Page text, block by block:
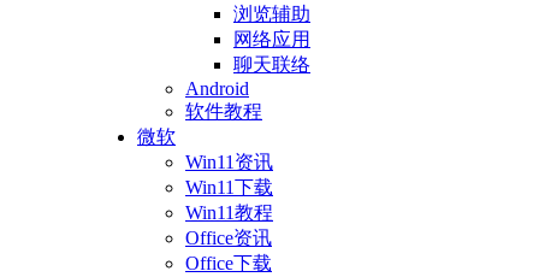
浏览辅助
网络应用
聊天联络
Android
软件教程
微软
Win11资讯
Win11下载
Win11教程
Office资讯
Office下载